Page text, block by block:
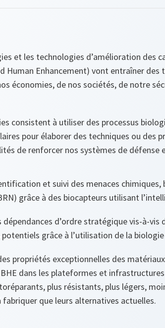
et les technologies d’amélioration des
Human Enhancement) vont entraîner des
économies, de nos sociétés, de notre
consistent à utiliser des processus
pour élaborer des techniques ou des
de renforcer nos systèmes de défense
et suivi des menaces
grâce à des biocapteurs utilisant
dépendances d’ordre stratégique vis-à-
potentiels grâce à l’utilisation de la
propriétés exceptionnelles des
dans les plateformes et
plus résistants, plus légers,
fabriquer que leurs alternatives actuelles.